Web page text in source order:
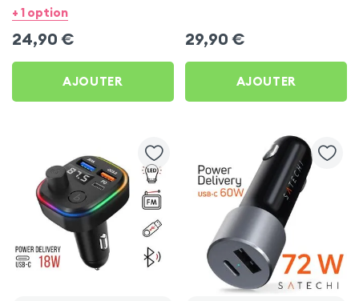
pour Microsoft Surface
+ 1 option
24,90 €
AJOUTER
29,90 €
AJOUTER